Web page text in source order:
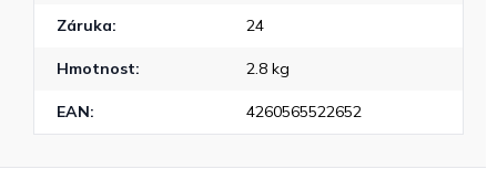
Záruka: 24
Hmotnost: 2.8 kg
EAN: 4260565522652